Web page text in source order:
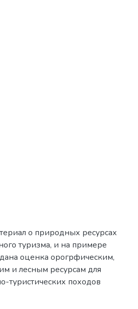
о природных ресурсах
туризма, и на примере
оценка орогрфическим,
и лесным ресурсам для
туристических походов